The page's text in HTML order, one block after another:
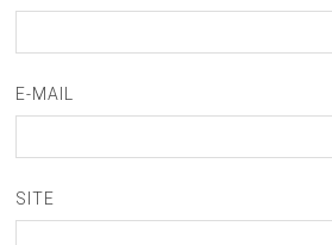
E-MAIL
SITE